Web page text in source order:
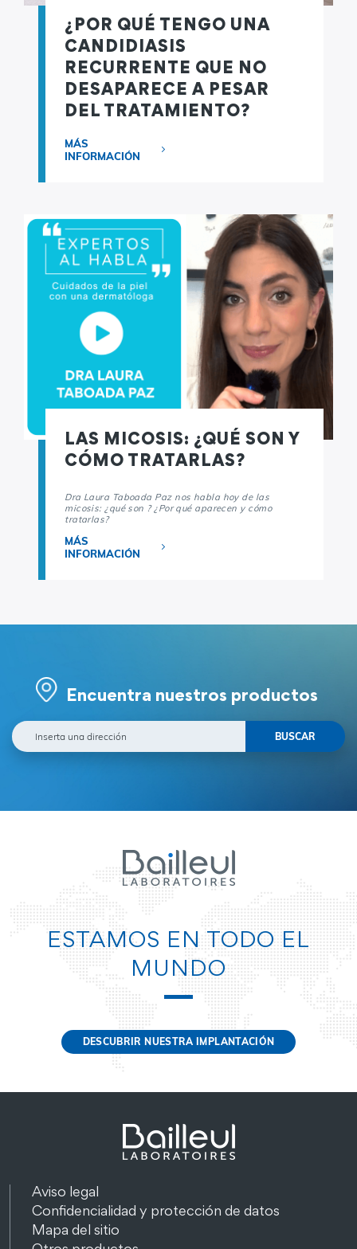
¿POR QUÉ TENGO UNA
CANDIDIASIS
RECURRENTE QUE NO
DESAPARECE A PESAR
DEL TRATAMIENTO?
MÁS
INFORMACIÓN
LAS MICOSIS: ¿QUÉ SON Y
CÓMO TRATARLAS?
Dra Laura Taboada Paz nos habla hoy de las
micosis: ¿qué son ? ¿Por qué aparecen y cómo
tratarlas?
MÁS
INFORMACIÓN
Encuentra nuestros productos
ESTAMOS EN TODO EL
MUNDO
DESCUBRIR NUESTRA IMPLANTACIÓN
Aviso legal
Confidencialidad y protección de datos
Mapa del sitio